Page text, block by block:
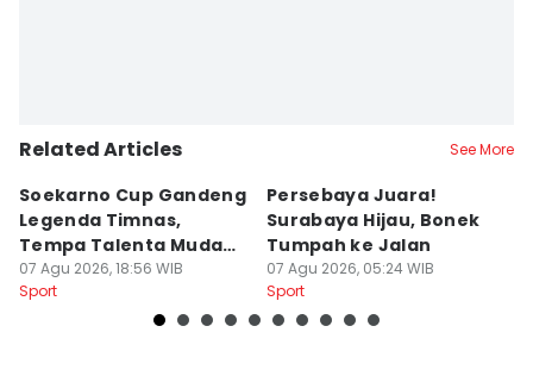
Related Articles See More
Soekarno Cup Gandeng
Legenda Timnas,
Tempa Talenta Muda
Sepak Bola Indonesia
07 Agu 2026, 18:56 WIB
Sport
Persebaya Juara!
Surabaya Hijau, Bonek
Tumpah ke Jalan
07 Agu 2026, 05:24 WIB
Sport